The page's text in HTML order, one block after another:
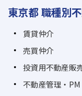
東京都 職種別
賃貸仲介
売買仲介
投資用不動産販
不動産管理・